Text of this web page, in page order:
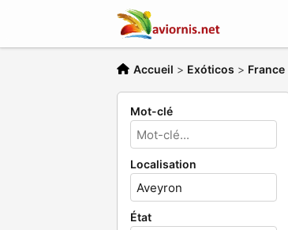
Accueil > Exóticos > France
Mot-clé
Localisation
État